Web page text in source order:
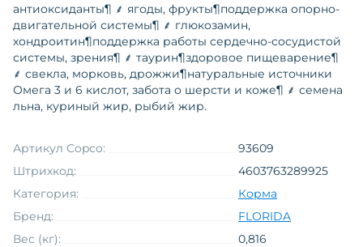
антиоксиданты¶ ⸙ ягоды, фрукты¶поддержка опорно-
двигательной системы¶ ⸙ глюкозамин,
хондроитин¶поддержка работы сердечно-сосудистой
системы, зрения¶ ⸙ таурин¶здоровое пищеварение¶
⸙ свекла, морковь, дрожжи¶натуральные источники
Омега 3 и 6 кислот, забота о шерсти и коже¶ ⸙ семена
льна, куриный жир, рыбий жир.
Артикул Copco:
93609
Штрихкод:
4603763289925
Категория:
Корма
Бренд:
FLORIDA
Вес (кг):
0,816